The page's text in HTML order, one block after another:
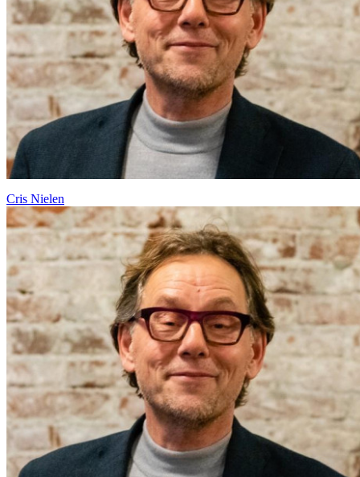
Cris Nielen